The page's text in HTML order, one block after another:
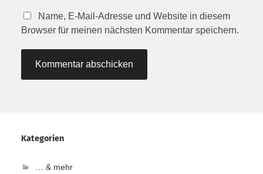
Name, E-Mail-Adresse und Website in diesem
Browser für meinen nächsten Kommentar speichern.
Kategorien
… & mehr